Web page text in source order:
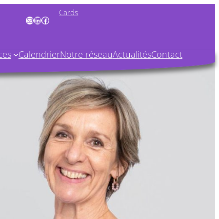
MailLinkedIn
Facebook
Cards
CalendrierNotre réseauActualitésContact